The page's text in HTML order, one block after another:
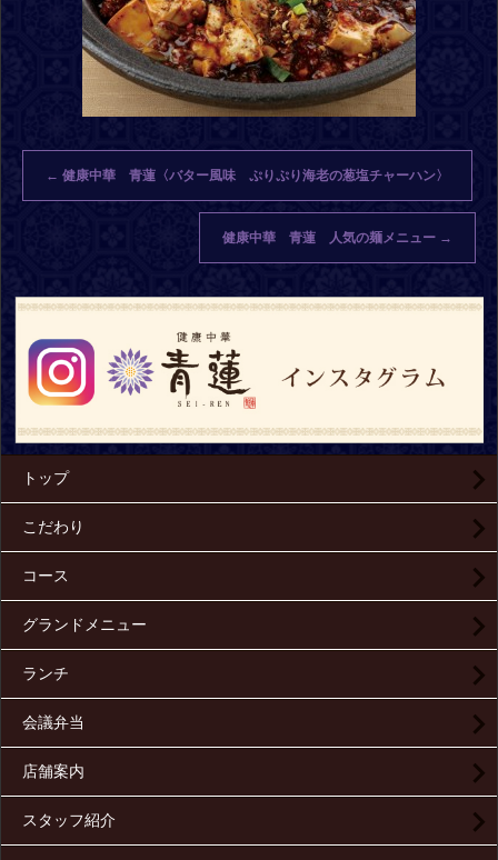
← 健康中華 青蓮〈バター風味 ぷりぷり海老の葱塩チャーハン〉
健康中華 青蓮 人気の麺メニュー →
トップ
こだわり
コース
グランドメニュー
ランチ
会議弁当
店舗案内
スタッフ紹介